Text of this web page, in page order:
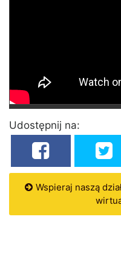
Udostępnij na:
Wspieraj naszą